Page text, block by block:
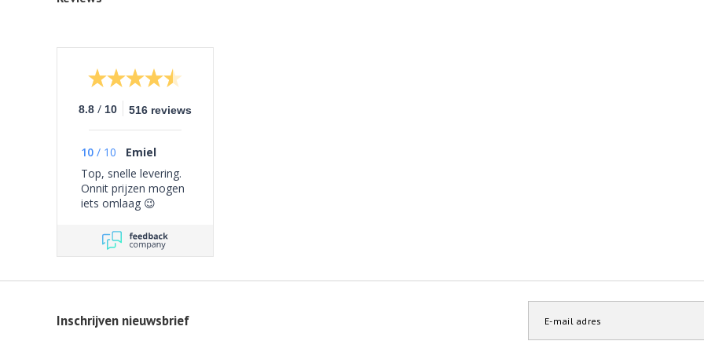
8.8 / 10 516 reviews
10 / 10
Emiel
Top, snelle levering.
Onnit prijzen mogen
iets omlaag 😉
Inschrijven nieuwsbrief